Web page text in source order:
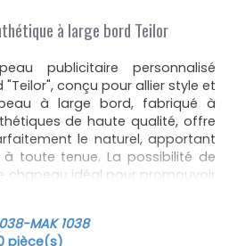
à large bord Teilor
publicitaire personnalisé
conçu pour allier style et
à large bord, fabriqué à
de haute qualité, offre
le naturel, apportant
toute tenue. La possibilité de
chapeau idéal pour promouvoir
Ajoutez votre logo ou
transformer ce chapeau en
et visible.
-MAK 1038
pièce(s)